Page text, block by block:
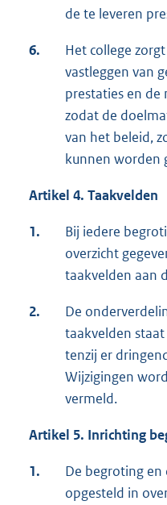
de te leveren
6.
Het college
vastleggen van
prestaties en de
zodat de
van het beleid,
kunnen worden
Artikel 4. Taakvelden
1.
Bij iedere
overzicht
taakvelden aan
2.
De
taakvelden
tenzij er
Wijzigingen
vermeld.
Artikel 5. Inrichting
1.
De begroting
opgesteld in